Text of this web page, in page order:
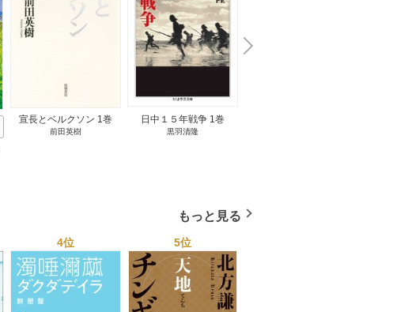
宣長とベルクソン 1巻
前田英樹
日中１５年戦争 1巻
黒羽清隆
N
e
x
t
もっと見る
4位 5位